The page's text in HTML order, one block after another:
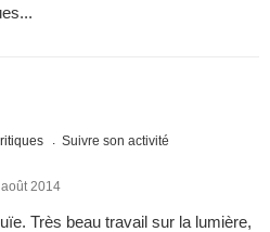
Suivre son activité
2014
Très beau travail sur la lumière,